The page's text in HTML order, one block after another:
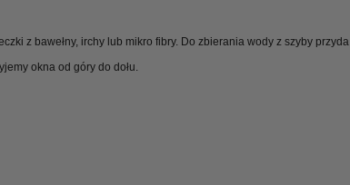
z bawełny, irchy lub mikro fibry. Do zbierania wody z szyby przyda
okna od góry do dołu.